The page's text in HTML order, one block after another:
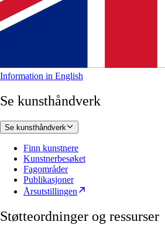
Information in English
Se kunsthåndverk
Se kunsthåndverk
Finn kunstnere
Kunstnerbesøket
Fagområder
Publikasjoner
Årsutstillingen
Støtteordninger og ressurser